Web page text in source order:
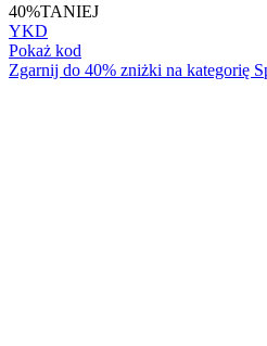
40%TANIEJ
YKD
Pokaż kod
Zgarnij do 40% zniżki na kategorię